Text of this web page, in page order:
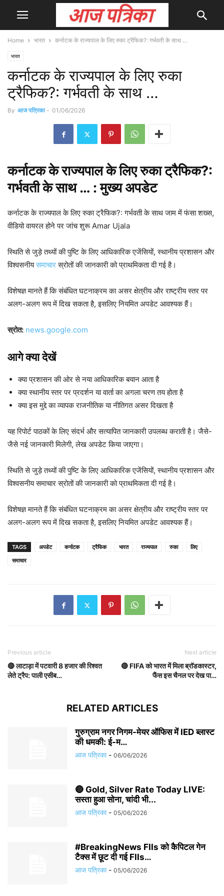
Home भारत कर्नाटक के राज्यपाल के लिए रुका ट्रैफिक?: गर्भवती के साथ …
भारत
कर्नाटक के राज्यपाल के लिए रुका
ट्रैफिक?: गर्भवती के साथ …
By आज पत्रिका - 01/06/2026
कर्नाटकके राज्यपाल के लिए रुका ट्रैफिक?:
गर्भवती के साथ … : मुख्यअपडेट
कर्नाटक के राज्यपाल के लिए रुका ट्रैफिक?: गर्भवती के साथ जाम में फंसा शख्स,
वीडियो वायरल होने पर जांच शुरू Amar Ujala
स्थिति से जुड़े तथ्यों की पुष्टि के लिए आधिकारिक एजेंसियों, स्थानीय प्रशासन और
विश्वसनीयसमाचारस्रोतों की जानकारी को प्राथमिकता दी गई है।
विशेषज्ञ मानते हैं कि संबंधित घटनाक्रम का असर क्षेत्रीय और राष्ट्रीय स्तर पर
अलग-अलग रूप में दिख सकता है, इसलिए नियमित अपडेट आवश्यक हैं।
स्रोत: news.google.com
आगे क्या देखें
क्या प्रशासन की ओर से नया आधिकारिक बयान आता है
क्या स्थानीय स्तर पर प्रदर्शन या वार्ता का अगला चरण तय होता है
क्या इस मुद्दे का व्यापक राजनीतिक या नीतिगत असर दिखता है
यह रिपोर्ट पाठकों के लिए संदर्भ और सत्यापित जानकारी उपलब्ध कराती है। जैसे-
जैसे नई जानकारी मिलेगी, लेख अपडेट किया जाएगा।
स्थिति से जुड़े तथ्यों की पुष्टि के लिए आधिकारिक एजेंसियों, स्थानीय प्रशासन और
विश्वसनीय समाचार स्रोतों की जानकारी को प्राथमिकता दी गई है।
विशेषज्ञ मानते हैं कि संबंधित घटनाक्रम का असर क्षेत्रीय और राष्ट्रीय स्तर पर
अलग-अलग रूप में दिख सकता है, इसलिए नियमित अपडेट आवश्यक हैं।
TAGS अपडेट कर्नाटक ट्रैफिक भारत राज्यपाल रुका
लिए
समाचार
Previous article
🔴 लाटाड़ा में पटवारी 8 हजार की रिश्वत
लेते ट्रैप: पाली एसीब…
Next article
🔴 FIFA को भारत में मिला ब्रॉडकास्टर,
फैंस इस चैनल पर देख पा…
RELATED ARTICLES
गुरुग्राम नगर निगम-मेयर ऑफिस में IED ब्लास्ट
की धमकी: ई-म…
आज पत्रिका - 06/06/2026
🔴 Gold, Silver Rate Today LIVE:
सस्ता हुआ सोना, चांदी भी...
आज पत्रिका - 05/06/2026
#BreakingNews FIIs को कैपिटल गेन
टैक्स में छूट दी गई FIIs…
आज पत्रिका - 05/06/2026